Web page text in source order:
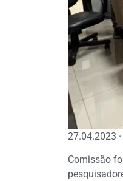
27.04.2023
Comissão